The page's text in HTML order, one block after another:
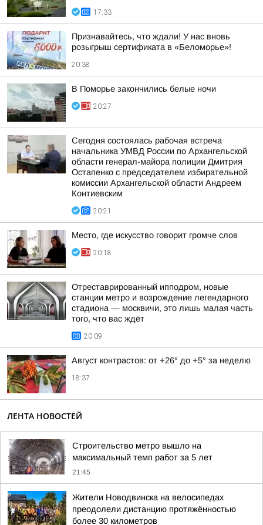
17:33
Признавайтесь, что ждали! У нас вновь
розыгрыш сертификата в «Беломорье»!
20:38
В Поморье закончились белые ночи
20:27
Сегодня состоялась рабочая встреча
начальника УМВД России по Архангельской
области генерал-майора полиции Дмитрия
Остапенко с председателем избирательной
комиссии Архангельской области Андреем
Контиевским
20:21
Место, где искусство говорит громче слов
20:18
Отреставрированный ипподром, новые
станции метро и возрождение легендарного
стадиона — москвичи, это лишь малая часть
того, что вас ждёт
20:09
Август контрастов: от +26° до +5° за неделю
18:37
ЛЕНТА НОВОСТЕЙ
Строительство метро вышло на
максимальный темп работ за 5 лет
21:45
Жители Новодвинска на велосипедах
преодолели дистанцию протяжённостью
более 30 километров